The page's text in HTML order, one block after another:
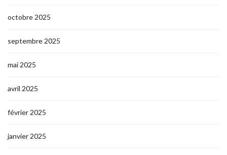
octobre 2025
septembre 2025
mai 2025
avril 2025
février 2025
janvier 2025